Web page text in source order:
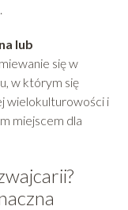
lub
się w
w którym się
wielokulturowości i
miejscem dla